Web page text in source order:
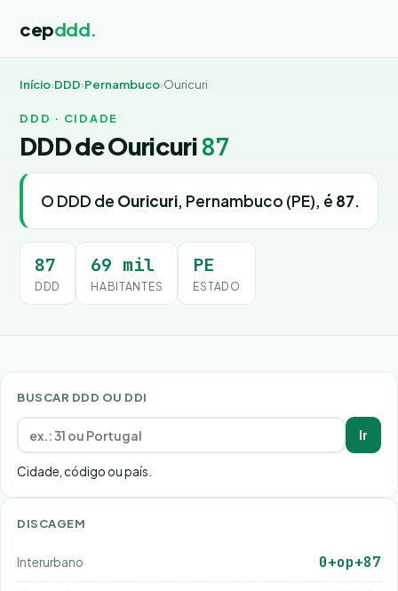
cepddd.
Início›DDD›Pernambuco›Ouricuri
DDD · CIDADE
DDD de Ouricuri87
O DDD de Ouricuri, Pernambuco (PE), é 87.
87
DDD
69 mil
HABITANTES
PE
ESTADO
BUSCAR DDD OU DDI
Ir
Cidade, código ou país.
DISCAGEM
Interurbano 0+op+87